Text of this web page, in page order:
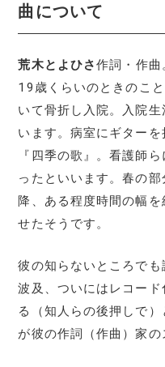
曲について
荒木とよひさ作詞・作
19歳くらいのときのこ
いて骨折し入院。入院
います。病室にギター
『四季の歌』。看護師
ったといいます。春の
降、ある程度時間の幅
せたそうです。
彼の知らないところで
波及、ついにはレコー
る（知人らの後押しで
が彼の作詞（作曲）家の